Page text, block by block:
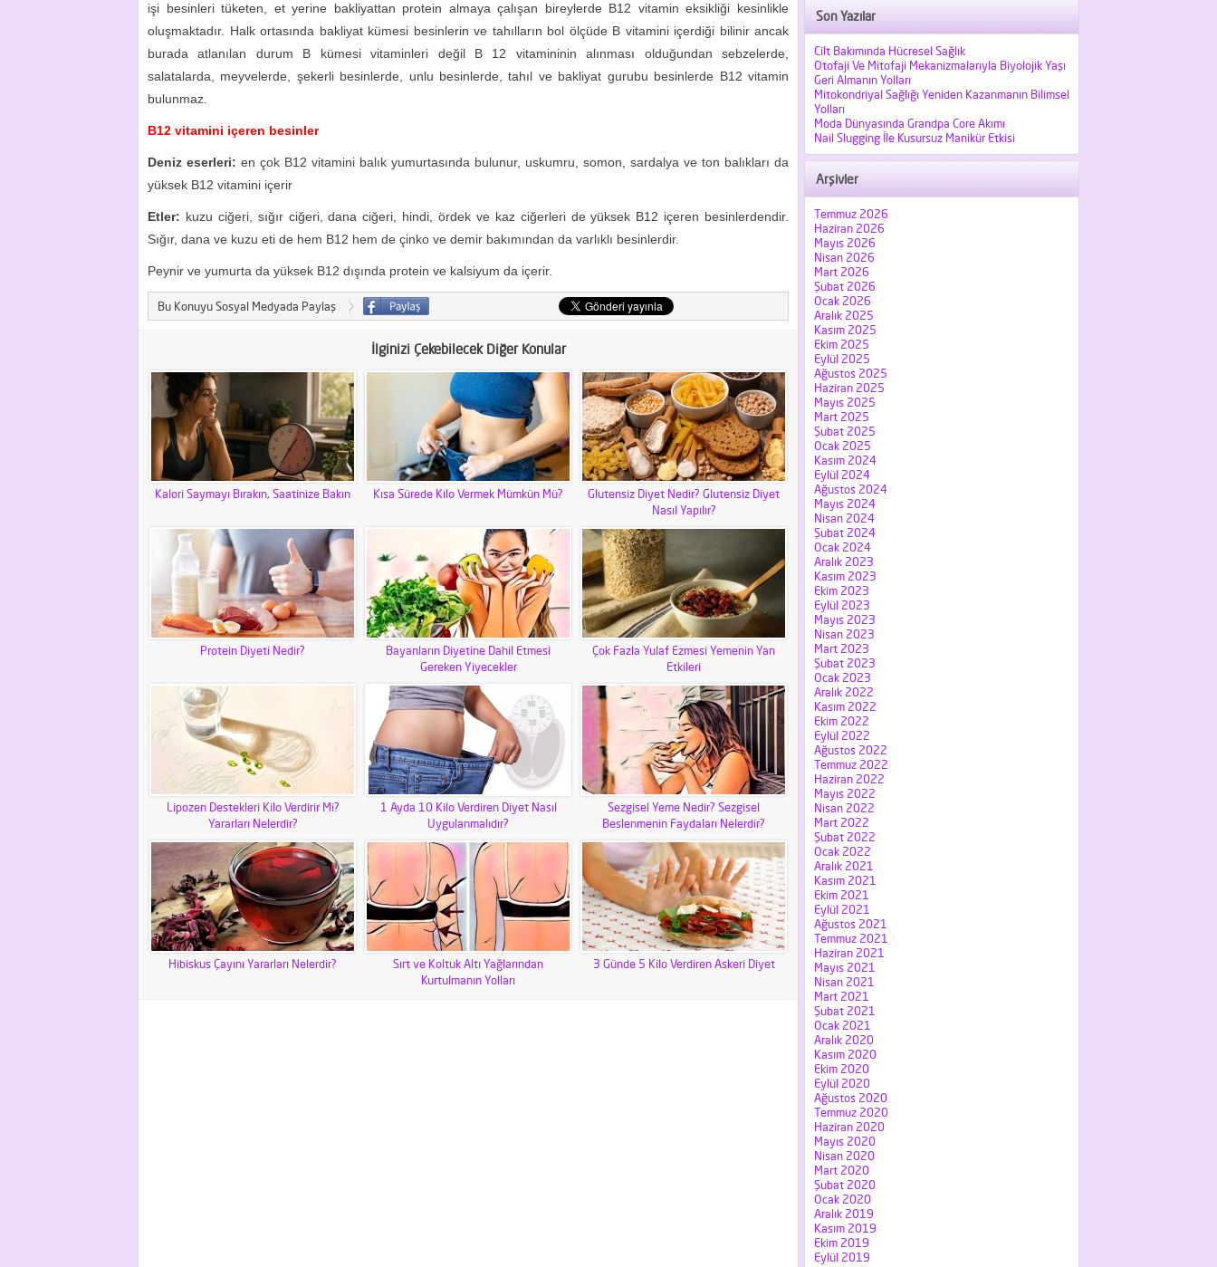
işi besinleri tüketen, et yerine bakliyattan protein almaya çalışan bireylerde B12 vitamin eksikliği kesinlikle
oluşmaktadır. Halk ortasında bakliyat kümesi besinlerin ve tahılların bol ölçüde B vitamini içerdiği bilinir ancak
burada atlanılan durum B kümesi vitaminleri değil B 12 vitamininin alınması olduğundan sebzelerde,
salatalarda, meyvelerde, şekerli besinlerde, unlu besinlerde, tahıl ve bakliyat gurubu besinlerde B12 vitamin
bulunmaz.
B12 vitamini içeren besinler
Deniz eserleri: en çok B12 vitamini balık yumurtasında bulunur, uskumru, somon, sardalya ve ton balıkları da
yüksek B12 vitamini içerir
Etler: kuzu ciğeri, sığır ciğeri, dana ciğeri, hindi, ördek ve kaz ciğerleri de yüksek B12 içeren besinlerdendir.
Sığır, dana ve kuzu eti de hem B12 hem de çinko ve demir bakımından da varlıklı besinlerdir.
Peynir ve yumurta da yüksek B12 dışında protein ve kalsiyum da içerir.
Bu Konuyu Sosyal Medyada Paylaş
İlginizi Çekebilecek Diğer Konular
Kalori Saymayı Bırakın, Saatinize Bakın Kısa Sürede Kilo Vermek Mümkün Mü?
Glutensiz Diyet Nedir? Glutensiz Diyet
Nasıl Yapılır?
Protein Diyeti Nedir?
Bayanların Diyetine Dahil Etmesi
Gereken Yiyecekler
Çok Fazla Yulaf Ezmesi Yemenin Yan
Etkileri
Lipozen Destekleri Kilo Verdirir Mi?
Yararları Nelerdir?
1 Ayda 10 Kilo Verdiren Diyet Nasıl
Uygulanmalıdır?
Sezgisel Yeme Nedir? Sezgisel
Beslenmenin Faydaları Nelerdir?
Hibiskus Çayını Yararları Nelerdir?
Sırt ve Koltuk Altı Yağlarından
Kurtulmanın Yolları
3 Günde 5 Kilo Verdiren Askeri Diyet
Son Yazılar
Cilt Bakımında Hücresel Sağlık
Otofaji Ve Mitofaji Mekanizmalarıyla Biyolojik Yaşı
Geri Almanın Yolları
Mitokondriyal Sağlığı Yeniden Kazanmanın Bilimsel
Yolları
Moda Dünyasında Grandpa Core Akımı
Nail Slugging İle Kusursuz Manikür Etkisi
Arşivler
Temmuz 2026
Haziran 2026
Mayıs 2026
Nisan 2026
Mart 2026
Şubat 2026
Ocak 2026
Aralık 2025
Kasım 2025
Ekim 2025
Eylül 2025
Ağustos 2025
Haziran 2025
Mayıs 2025
Mart 2025
Şubat 2025
Ocak 2025
Kasım 2024
Eylül 2024
Ağustos 2024
Mayıs 2024
Nisan 2024
Şubat 2024
Ocak 2024
Aralık 2023
Kasım 2023
Ekim 2023
Eylül 2023
Mayıs 2023
Nisan 2023
Mart 2023
Şubat 2023
Ocak 2023
Aralık 2022
Kasım 2022
Ekim 2022
Eylül 2022
Ağustos 2022
Temmuz 2022
Haziran 2022
Mayıs 2022
Nisan 2022
Mart 2022
Şubat 2022
Ocak 2022
Aralık 2021
Kasım 2021
Ekim 2021
Eylül 2021
Ağustos 2021
Temmuz 2021
Haziran 2021
Mayıs 2021
Nisan 2021
Mart 2021
Şubat 2021
Ocak 2021
Aralık 2020
Kasım 2020
Ekim 2020
Eylül 2020
Ağustos 2020
Temmuz 2020
Haziran 2020
Mayıs 2020
Nisan 2020
Mart 2020
Şubat 2020
Ocak 2020
Aralık 2019
Kasım 2019
Ekim 2019
Eylül 2019